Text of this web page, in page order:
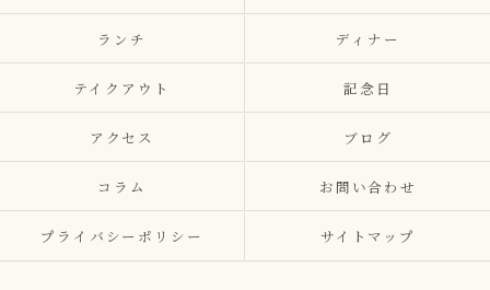
ランチ ディナー
テイクアウト 記念日
アクセス ブログ
コラム お問い合わせ
プライバシーポリシー サイトマップ